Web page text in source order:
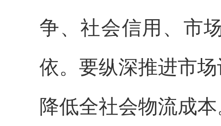
争、社会信用、市
依。要纵深推进市
降低全社会物流成